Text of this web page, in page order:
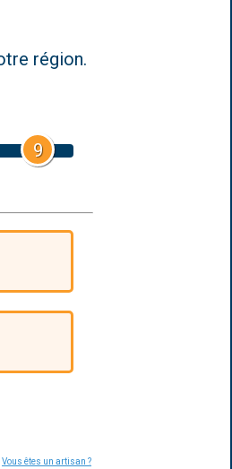
région.
9
Vous êtes un artisan ?